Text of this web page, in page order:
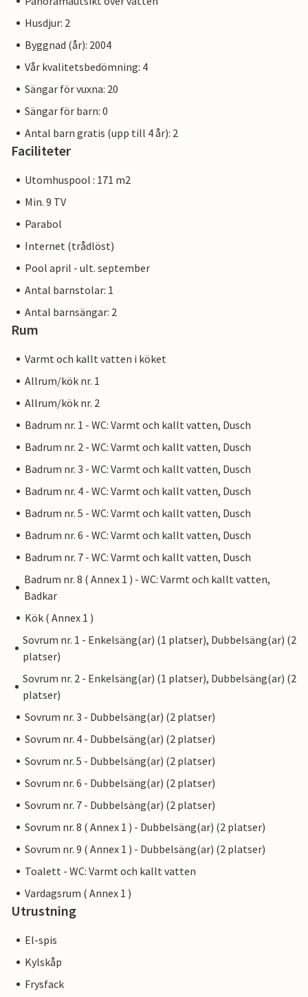
Husdjur: 2
Byggnad (år): 2004
Vår kvalitetsbedömning: 4
Sängar för vuxna: 20
Sängar för barn: 0
Antal barn gratis (upp till 4 år): 2
Faciliteter
Utomhuspool : 171 m2
Min. 9 TV
Parabol
Internet (trådlöst)
Pool april - ult. september
Antal barnstolar: 1
Antal barnsängar: 2
Rum
Varmt och kallt vatten i köket
Allrum/kök nr. 1
Allrum/kök nr. 2
Badrum nr. 1 - WC: Varmt och kallt vatten, Dusch
Badrum nr. 2 - WC: Varmt och kallt vatten, Dusch
Badrum nr. 3 - WC: Varmt och kallt vatten, Dusch
Badrum nr. 4 - WC: Varmt och kallt vatten, Dusch
Badrum nr. 5 - WC: Varmt och kallt vatten, Dusch
Badrum nr. 6 - WC: Varmt och kallt vatten, Dusch
Badrum nr. 7 - WC: Varmt och kallt vatten, Dusch
Badrum nr. 8 ( Annex 1 ) - WC: Varmt och kallt vatten,
Badkar
Kök ( Annex 1 )
Sovrum nr. 1 - Enkelsäng(ar) (1 platser), Dubbelsäng(ar) (2
platser)
Sovrum nr. 2 - Enkelsäng(ar) (1 platser), Dubbelsäng(ar) (2
platser)
Sovrum nr. 3 - Dubbelsäng(ar) (2 platser)
Sovrum nr. 4 - Dubbelsäng(ar) (2 platser)
Sovrum nr. 5 - Dubbelsäng(ar) (2 platser)
Sovrum nr. 6 - Dubbelsäng(ar) (2 platser)
Sovrum nr. 7 - Dubbelsäng(ar) (2 platser)
Sovrum nr. 8 ( Annex 1 ) - Dubbelsäng(ar) (2 platser)
Sovrum nr. 9 ( Annex 1 ) - Dubbelsäng(ar) (2 platser)
Toalett - WC: Varmt och kallt vatten
Vardagsrum ( Annex 1 )
Utrustning
El-spis
Kylskåp
Frysfack